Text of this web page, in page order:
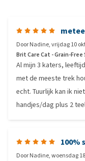
DoorNadine,vrijdag 10
Brit Care Cat - Grain-
Al mijn 3 katers,
met de meeste trek
echt. Tuurlijk kan ik
handjes/dag plus 2
100%
DoorNadine,woensdag